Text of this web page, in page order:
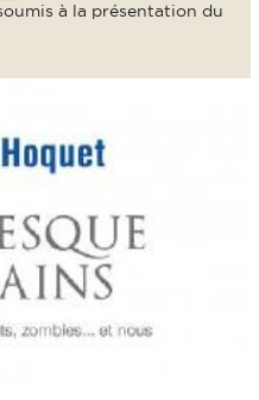
à la présentation du